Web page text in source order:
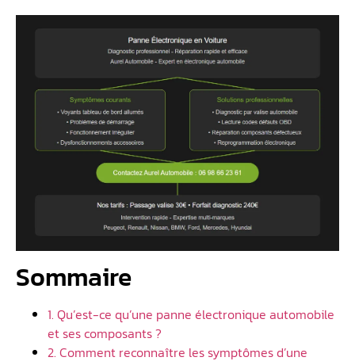
Sommaire
1. Qu’est-ce qu’une panne électronique automobile
et ses composants ?
2. Comment reconnaître les symptômes d’une